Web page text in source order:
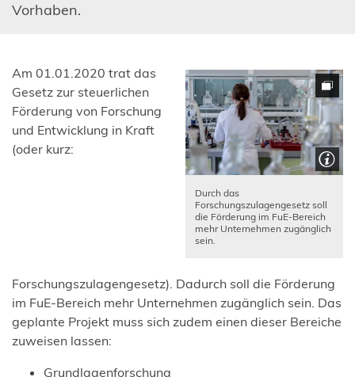
Vorhaben.
Durch das
Forschungszulagengesetz soll
die Förderung im FuE-Bereich
mehr Unternehmen zugänglich
sein.
Am 01.01.2020 trat das
Gesetz zur steuerlichen
Förderung von Forschung
und Entwicklung in Kraft
(oder kurz:
Forschungszulagengesetz). Dadurch soll die Förderung
im FuE-Bereich mehr Unternehmen zugänglich sein. Das
geplante Projekt muss sich zudem einen dieser Bereiche
zuweisen lassen:
Grundlagenforschung